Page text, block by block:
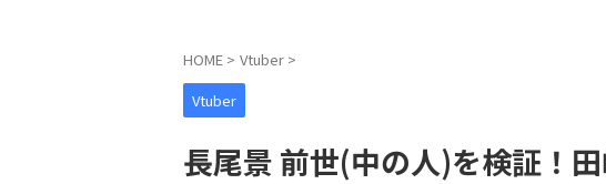
HOME > Vtuber >
Vtuber
長尾景 前世(中の人)を検証！